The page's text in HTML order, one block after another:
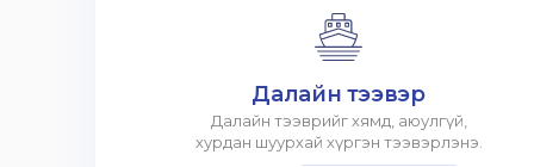
Далайн тээвэр
Далайн тээврийг хямд, аюулгүй,
хурдан шуурхай хүргэн тээвэрлэнэ.